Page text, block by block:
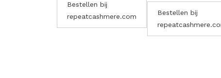
Bestellen bij
repeatcashmere.com
Bestellen bij